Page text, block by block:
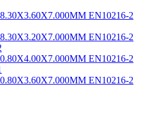
EN10216-2
EN10216-2
EN10216-2
EN10216-2